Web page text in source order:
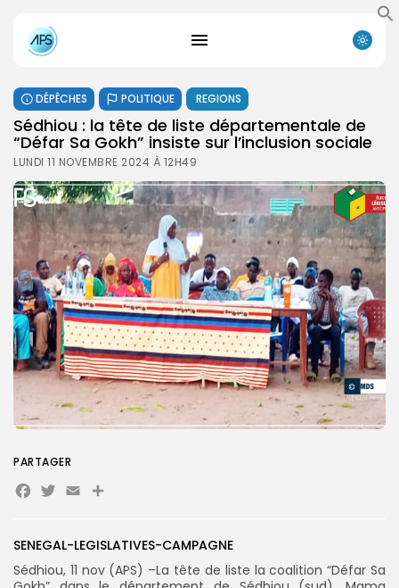
Search
DÉPÊCHES POLITIQUE REGIONS
Sédhiou : la tête de liste départementale de
“Défar Sa Gokh” insiste sur l’inclusion sociale
LUNDI 11 NOVEMBRE 2024 À 12H49
SENEGAL-LEGISLATIVES-CAMPAGNE
Sédhiou, 11 nov (APS) –La tête de liste la coalition “Défar Sa
PARTAGER
Facebook
Twitter
EmailPartager